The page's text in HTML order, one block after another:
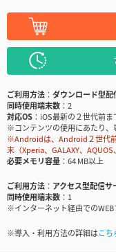
ご利用方法
ダウンロード型配
同時使用端末数
2
対応OS
iOS最新の２世代前
※コンテンツの使用にあたり
※Androidは、Android２世代
末（Xperia、GALAXY、
必要メモリ容量
64 MB以上
ご利用方法
アクセス型配信サ
同時使用端末数
1
※インターネット経由での
※導入・利用方法の詳細はこち